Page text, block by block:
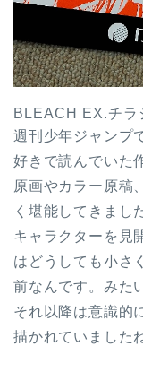
BLEACH EX.チラ
週刊少年ジャンプ
好きで読んでいた
原画やカラー原稿
く堪能してきまし
キャラクターを見
はどうしても小さ
前なんです。みた
それ以降は意識的
描かれていました